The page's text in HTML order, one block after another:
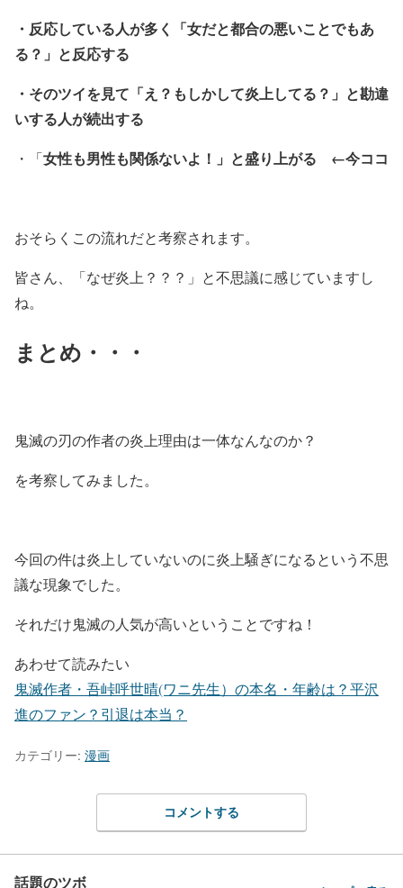
・反応している人が多く「女だと都合の悪いことでもあ
る？」と反応する
・そのツイを見て「え？もしかして炎上してる？」と勘違
いする人が続出する
・「女性も男性も関係ないよ！」と盛り上がる ←今ココ
おそらくこの流れだと考察されます。
皆さん、「なぜ炎上？？？」と不思議に感じていますし
ね。
まとめ・・・
鬼滅の刃の作者の炎上理由は一体なんなのか？
を考察してみました。
今回の件は炎上していないのに炎上騒ぎになるという不思
議な現象でした。
それだけ鬼滅の人気が高いということですね！
あわせて読みたい
鬼滅作者・吾峠呼世晴(ワニ先生）の本名・年齢は？平沢
進のファン？引退は本当？
カテゴリー: 漫画
コメントする
話題のツボ